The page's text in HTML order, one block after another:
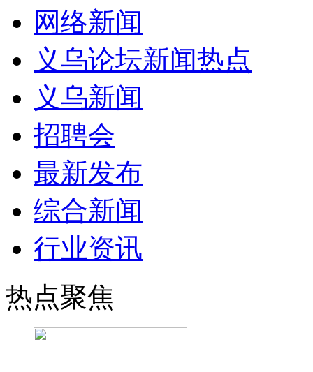
网络新闻
义乌论坛新闻热点
义乌新闻
招聘会
最新发布
综合新闻
行业资讯
热点聚焦